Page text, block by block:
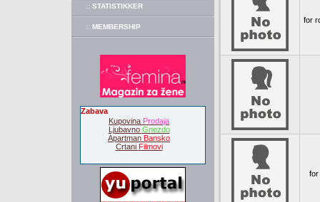
:: STATISTIKKER
:: MEMBERSHIP
Zabava
Kupovina Prodaja
Ljubavno Gnezdo
Apartman Bansko
Crtani Filmovi
for
for